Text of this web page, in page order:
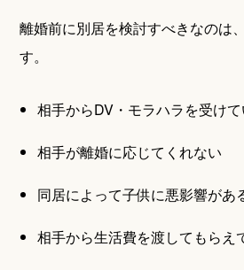
離婚前に別居を検討すべきなのは
す。
相手からDV・モラハラを受けて
相手が離婚に応じてくれない
同居によって子供に悪影響があ
相手から生活費を渡してもら